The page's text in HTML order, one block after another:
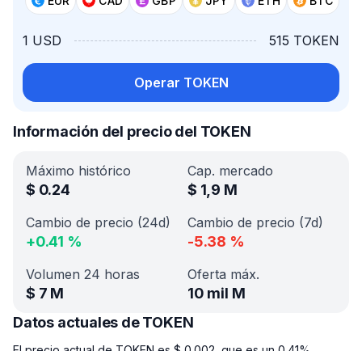
1 USD 515 TOKEN
Operar TOKEN
Información del precio del TOKEN
Máximo histórico
$ 0.24
Cap. mercado
$ 1,9 M
Cambio de precio (24d)
+0.41 %
Cambio de precio (7d)
-5.38 %
Volumen 24 horas
$ 7 M
Oferta máx.
10 mil M
Datos actuales de TOKEN